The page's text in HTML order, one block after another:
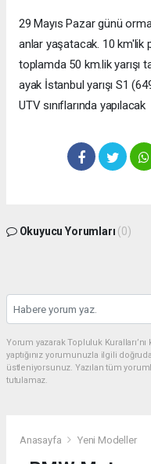
29 Mayıs Pazar günü
anlar yaşatacak. 10 km'lik
toplamda 50 km.lik yarışı
ayak İstanbul yarışı S1
UTV sınıflarında yapılacak
Okuyucu Yorumları (0)
Yorum yazarak Topluluk
yaptığınız yorumunuzla ilgili
üstleniyorsunuz. Yazılan tüm
tutulamaz.
Anasayfa Yeni Modeller